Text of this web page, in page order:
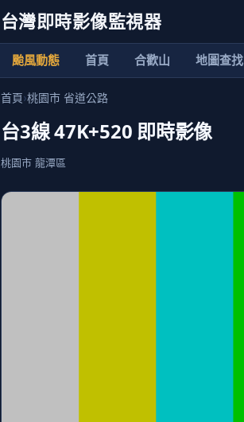
台灣即時影像監視器
颱風動態 首頁 合歡山 地圖查找
首頁›桃園市 省道公路
台3線 47K+520 即時影像
桃園市 龍潭區